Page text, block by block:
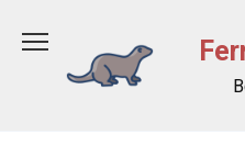
содержанию